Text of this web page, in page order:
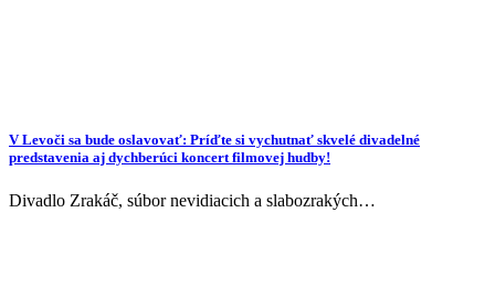
V Levoči sa bude oslavovať: Príďte si vychutnať skvelé divadelné
predstavenia aj dychberúci koncert filmovej hudby!
Divadlo Zrakáč, súbor nevidiacich a slabozrakých…